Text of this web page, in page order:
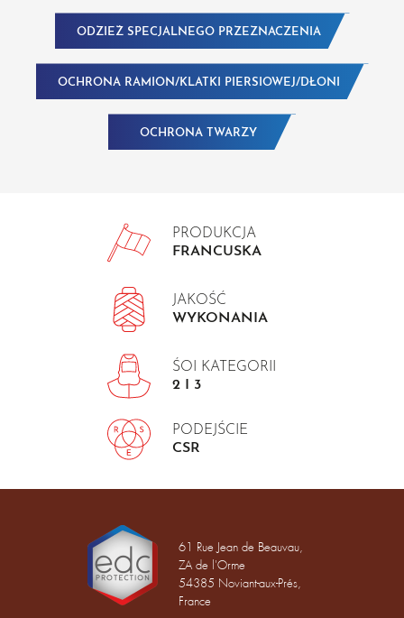
ODZIEŻ SPECJALNEGO PRZEZNACZENIA
OCHRONA RAMION/KLATKI PIERSIOWEJ/DŁONI
OCHRONA TWARZY
PRODUKCJA
FRANCUSKA
JAKOŚĆ
WYKONANIA
ŚOI KATEGORII
2 I 3
PODEJŚCIE
CSR
61 Rue Jean de Beauvau,
ZA de l'Orme
54385 Noviant-aux-Prés,
France